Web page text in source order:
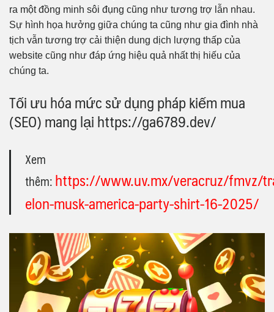
ra một đồng minh sôi đụng cũng như tương trợ lẫn nhau.
Sự hình họa hưởng giữa chúng ta cũng như gia đình nhà
tịch vẫn tương trợ cải thiện dung dịch lượng thấp của
website cũng như đáp ứng hiệu quả nhất thị hiếu của
chúng ta.
Tối ưu hóa mức sử dụng pháp kiếm mua
(SEO) mang lại https://ga6789.dev/
Xem
thêm:https://www.uv.mx/veracruz/fmvz/
elon-musk-america-party-shirt-16-2025/